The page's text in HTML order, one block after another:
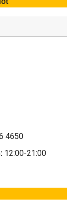
4650
12:00-21:00